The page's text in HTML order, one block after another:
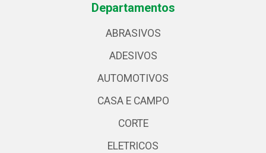
Departamentos
ABRASIVOS
ADESIVOS
AUTOMOTIVOS
CASA E CAMPO
CORTE
ELETRICOS